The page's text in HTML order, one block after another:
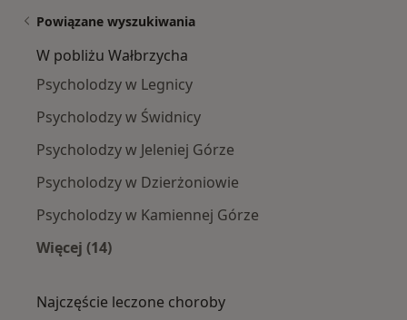
Powiązane wyszukiwania
W pobliżu Wałbrzycha
Psycholodzy w Legnicy
Psycholodzy w Świdnicy
Psycholodzy w Jeleniej Górze
Psycholodzy w Dzierżoniowie
Psycholodzy w Kamiennej Górze
Więcej (14)
Najczęście leczone choroby